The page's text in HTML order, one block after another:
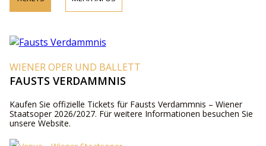
WIENER OPER UND BALLETT
FAUSTS VERDAMMNIS
Kaufen Sie offizielle Tickets für Fausts Verdammnis – Wiener
Staatsoper 2026/2027. Für weitere Informationen besuchen Sie
unsere Website.